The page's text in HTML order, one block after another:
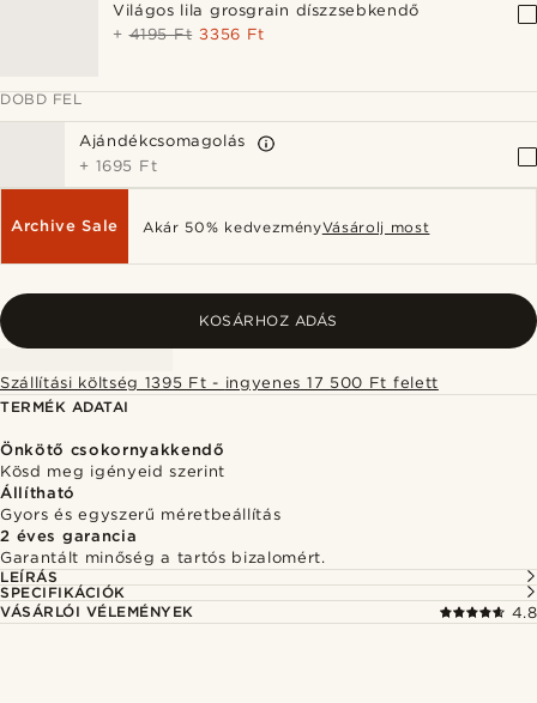
Világos lila grosgrain díszzsebkendő
+4195 Ft 3356 Ft
DOBD FEL
Ajándékcsomagolás
+ 1695 Ft
Archive Sale Akár 50% kedvezményVásárolj most
KOSÁRHOZ ADÁS
Szállítási költség 1395 Ft - ingyenes 17 500 Ft felett
TERMÉK ADATAI
Önkötő csokornyakkendő
Kösd meg igényeid szerint
Állítható
Gyors és egyszerű méretbeállítás
2 éves garancia
Garantált minőség a tartós bizalomért.
LEÍRÁS
SPECIFIKÁCIÓK
VÁSÁRLÓI VÉLEMÉNYEK
4.8